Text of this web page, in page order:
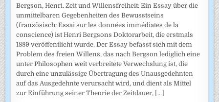
Bergson, Henri. Zeit und Willensfreiheit: Ein Essay über die
unmittelbaren Gegebenheiten des Bewusstseins
(französisch: Essai sur les données immédiates de la
conscience) ist Henri Bergsons Doktorarbeit, die erstmals
1889 veröffentlicht wurde. Der Essay befasst sich mit dem
Problem des freien Willens, das nach Bergson lediglich eine
unter Philosophen weit verbreitete Verwechslung ist, die
durch eine unzulässige Übertragung des Unausgedehnten
auf das Ausgedehnte verursacht wird, und dient als Mittel
zur Einführung seiner Theorie der Zeitdauer, [...]